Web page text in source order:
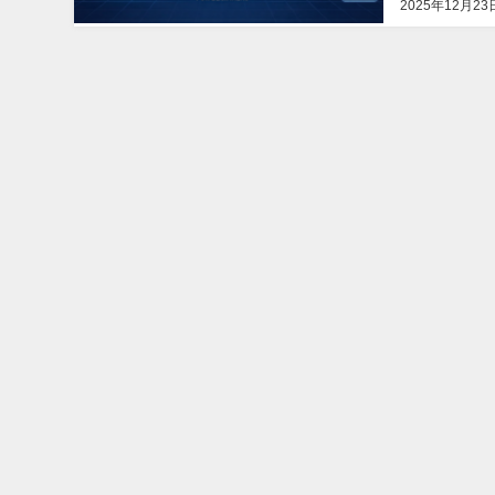
2025年12月23